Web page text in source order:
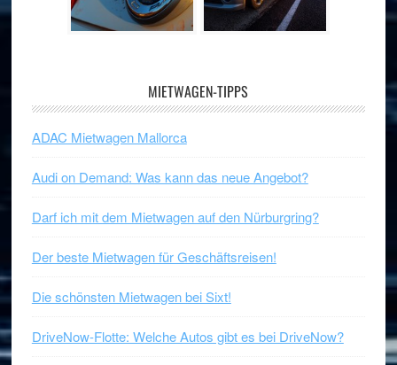
MIETWAGEN-TIPPS
ADAC Mietwagen Mallorca
Audi on Demand: Was kann das neue Angebot?
Darf ich mit dem Mietwagen auf den Nürburgring?
Der beste Mietwagen für Geschäftsreisen!
Die schönsten Mietwagen bei Sixt!
DriveNow-Flotte: Welche Autos gibt es bei DriveNow?